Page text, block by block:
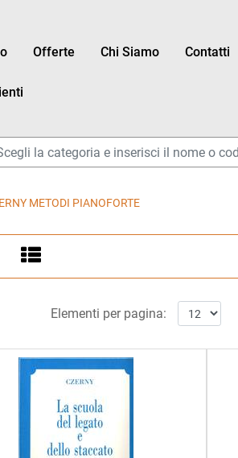
Offerte Chi Siamo Contatti
filtri disponibili.
METODI PIANOFORTE
filtri disponibili.
Elementi per pagina: